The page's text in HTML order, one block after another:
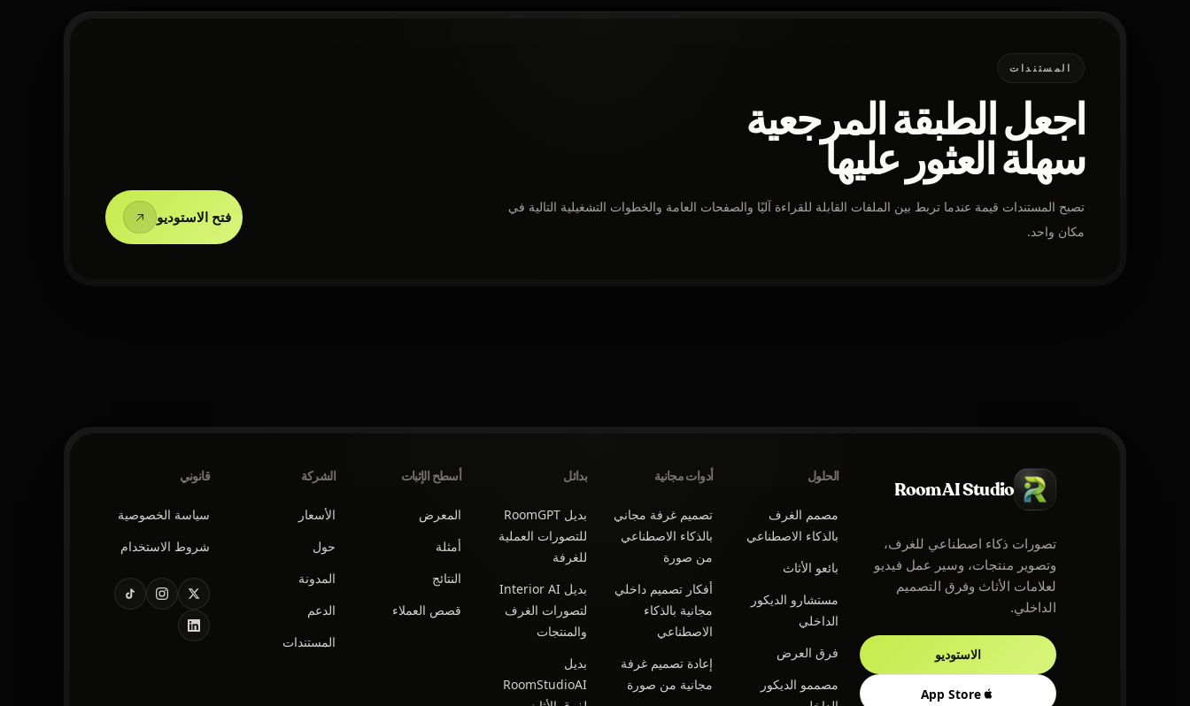
المستندات
اجعل الطبقة المرجعية
سهلة العثور عليها
تصبح المستندات قيمة عندما تربط بين الملفات القابلة للقراءة آليًا والصفحات العامة والخطوات التشغيلية التالية في
مكان واحد.
فتح الاستوديو
Room AI Studio
تصورات ذكاء اصطناعي للغرف،
وتصوير منتجات، وسير عمل فيديو
لعلامات الأثاث وفرق التصميم
الداخلي.
الاستوديو
App Store
الحلول
مصمم الغرف
بالذكاء الاصطناعي
بائعو الأثاث
مستشارو الديكور
الداخلي
فرق العرض
مصممو الديكور
أدوات مجانية
تصميم غرفة مجاني
بالذكاء الاصطناعي
من صورة
أفكار تصميم داخلي
مجانية بالذكاء
الاصطناعي
إعادة تصميم غرفة
مجانية من صورة
بدائل
بديل RoomGPT
للتصورات العملية
للغرفة
بديل Interior AI
لتصورات الغرف
والمنتجات
بديل
RoomStudioAI
أسطح الإثبات
المعرض
أمثلة
النتائج
قصص العملاء
الشركة
الأسعار
حول
المدونة
الدعم
المستندات
قانوني
سياسة الخصوصية
شروط الاستخدام